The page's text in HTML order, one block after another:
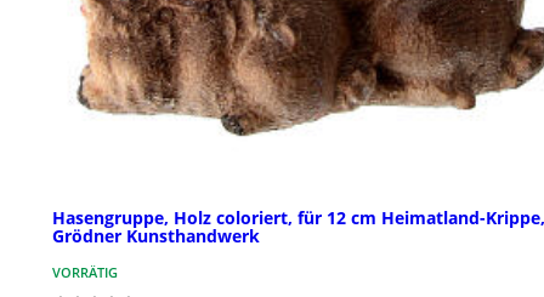
Hasengruppe, Holz coloriert, für 12 cm Heimatland-Krippe,
Grödner Kunsthandwerk
VORRÄTIG